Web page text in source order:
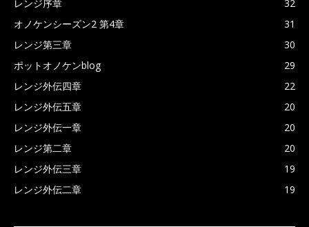
レンジ序章
32
オノケンシーズン2 第4章
31
レンジ第三章
30
ポットオノケンblog
29
レンジ外伝四章
22
レンジ外伝五章
20
レンジ外伝一章
20
レンジ第二章
20
レンジ外伝三章
19
レンジ外伝二章
19